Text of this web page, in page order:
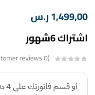
1,499,00ر.س
اشتراك 6شهور
0